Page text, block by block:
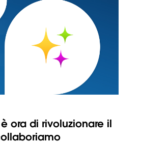
ora di rivoluzionare il